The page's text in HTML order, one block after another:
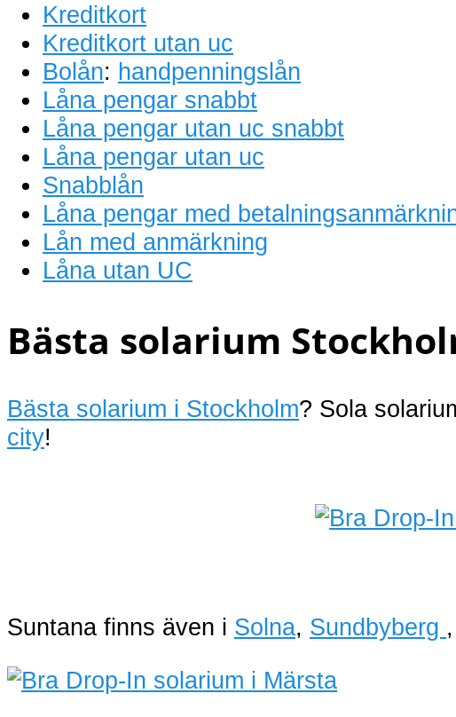
Kreditkort
Kreditkort utan uc
Bolån: handpenningslån
Låna pengar snabbt
Låna pengar utan uc snabbt
Låna pengar utan uc
Snabblån
Låna pengar med
Lån med anmärkning
Låna utan UC
Bästa solarium
Bästa solarium i Stockholm? Sola
city!
Suntana finns även i Solna, Sundbyberg ,